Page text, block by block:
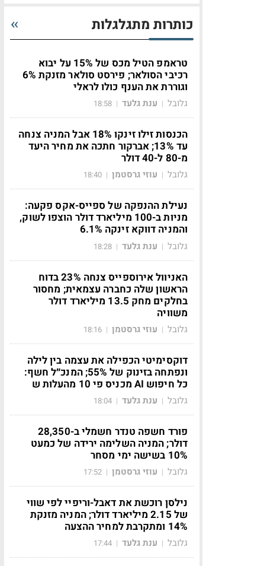
כותרות מתגלגלות
טראמפ הטיל מכס של 15% על יבוא
רכיבי הסולאר; פירסט סולאר מזנקת 6%
וגוררת את הענף כולו לראלי
גלובל | ענת גלעד |
18:58
הכנסות זילו זינקו 18% אבל המניה צנחה
עד 13%; אברקור חתכה את מחיר היעד
מ-80 ל-40 דולר
גלובל | עוזי גרסטמן |
18:40
נעילת ההנפקה של ספייס-אקס פקעה:
מניות ב-100 מיליארד דולר הוצפו לשוק,
והמניה דווקא זינקה 6.1%
גלובל | ענת גלעד |
18:28
האניוול אירוספייס צנחה 23% בדוח
הראשון שלה כחברה עצמאית; מחסור
בחלקים מחק 13.5 מיליארד דולר
משוויה
גלובל | עוזי גרסטמן |
18:16
דוקסימיטי הכפילה את עצמה בין לילה
ונפתחה בזינוק של 55%; המנכ״ל חשף:
כל חיפוש AI מכניס פי 10 מהעלות ש
גלובל | ענת גלעד |
18:04
פורד חשפה טנדר חשמלי ב-28,350
דולר; המניה השלימה ירידה של כמעט
10% בשישה ימי מסחר
גלובל | עוזי גרסטמן |
17:52
נילסן רוכשת את דאבל-וריפיי לפי שווי
של 2.15 מיליארד דולר; המניה מזנקת
14% ומתקרבת למחיר ההצעה
גלובל | ענת גלעד |
17:44